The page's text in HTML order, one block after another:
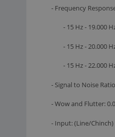
- Frequency
- 15 Hz - 19.000
- 15 Hz - 20.000
- 15 Hz - 22.000
- Signal to Noise
- Wow and Flutter:
- Input: (Line/Chinch)